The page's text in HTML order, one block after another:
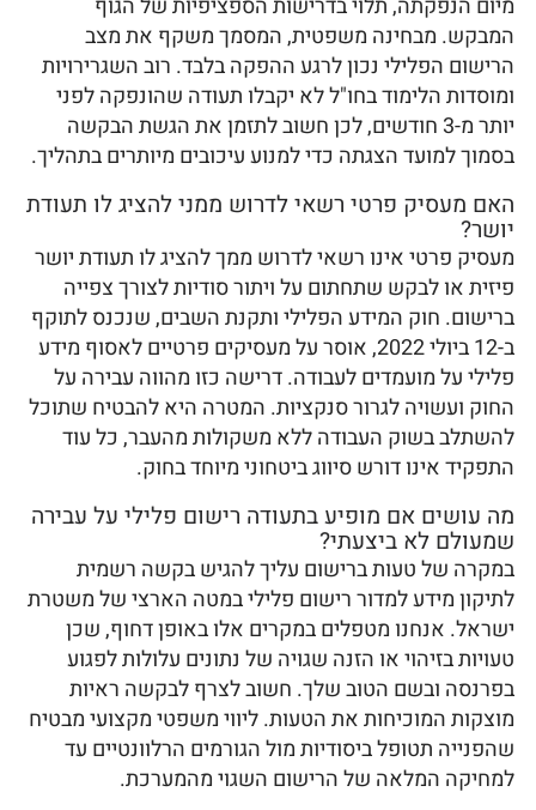
מיום הנפקתה, תלוי בדרישות הספציפיות של הגוף
המבקש. מבחינה משפטית, המסמך משקף את מצב
הרישום הפלילי נכון לרגע ההפקה בלבד. רוב השגרירויות
ומוסדות הלימוד בחו"ל לא יקבלו תעודה שהונפקה לפני
יותר מ-3 חודשים, לכן חשוב לתזמן את הגשת הבקשה
בסמוך למועד הצגתה כדי למנוע עיכובים מיותרים בתהליך.
האם מעסיק פרטי רשאי לדרוש ממני להציג לו תעודת
יושר?
מעסיק פרטי אינו רשאי לדרוש ממך להציג לו תעודת יושר
פיזית או לבקש שתחתום על ויתור סודיות לצורך צפייה
ברישום. חוק המידע הפלילי ותקנת השבים, שנכנס לתוקף
ב-12 ביולי 2022, אוסר על מעסיקים פרטיים לאסוף מידע
פלילי על מועמדים לעבודה. דרישה כזו מהווה עבירה על
החוק ועשויה לגרור סנקציות. המטרה היא להבטיח שתוכל
להשתלב בשוק העבודה ללא משקולות מהעבר, כל עוד
התפקיד אינו דורש סיווג ביטחוני מיוחד בחוק.
מה עושים אם מופיע בתעודה רישום פלילי על עבירה
שמעולם לא ביצעתי?
במקרה של טעות ברישום עליך להגיש בקשה רשמית
לתיקון מידע למדור רישום פלילי במטה הארצי של משטרת
ישראל. אנחנו מטפלים במקרים אלו באופן דחוף, שכן
טעויות בזיהוי או הזנה שגויה של נתונים עלולות לפגוע
בפרנסה ובשם הטוב שלך. חשוב לצרף לבקשה ראיות
מוצקות המוכיחות את הטעות. ליווי משפטי מקצועי מבטיח
שהפנייה תטופל ביסודיות מול הגורמים הרלוונטיים עד
למחיקה המלאה של הרישום השגוי מהמערכת.